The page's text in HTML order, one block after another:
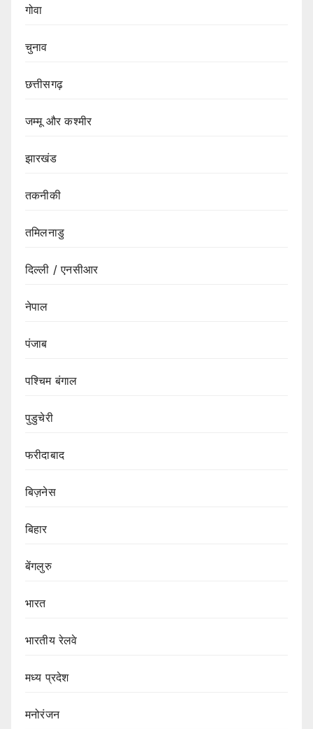
गोवा
चुनाव
छत्तीसगढ़
जम्मू और कश्मीर
झारखंड
तकनीकी
तमिलनाडु
दिल्ली / एनसीआर
नेपाल
पंजाब
पश्चिम बंगाल
पुडुचेरी
फरीदाबाद
बिज़नेस
बिहार
बेंगलुरु
भारत
भारतीय रेलवे
मध्य प्रदेश
मनोरंजन